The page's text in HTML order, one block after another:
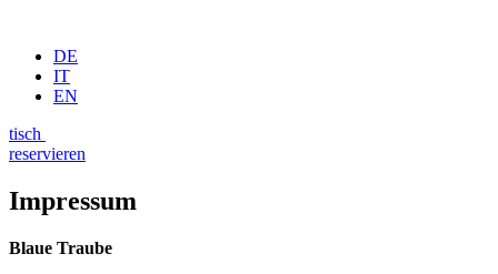
DE
IT
EN
tisch
reservieren
Impressum
Blaue Traube